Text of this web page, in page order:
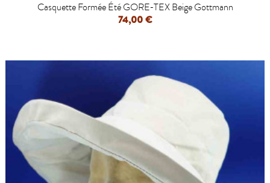
Casquette Formée Été GORE-TEX Beige Gottmann
74,00 €